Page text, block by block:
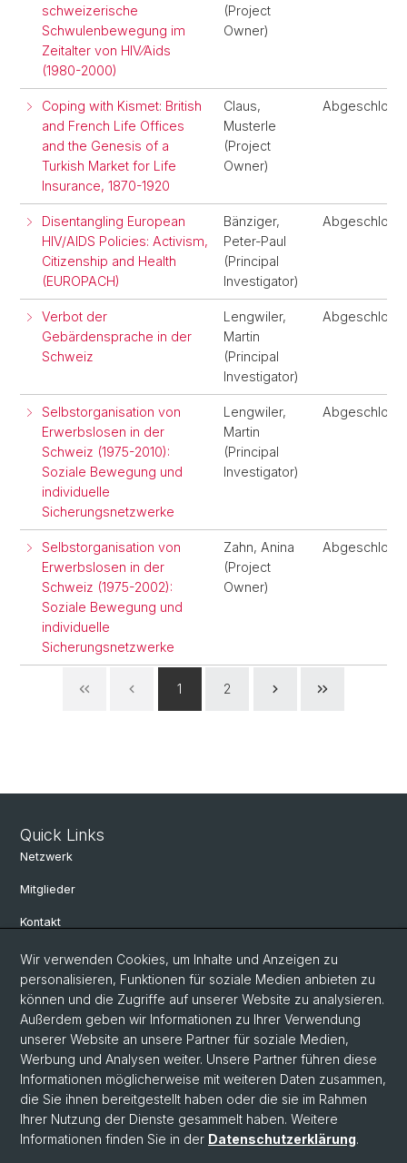
schweizerische
Schwulenbewegung im
Zeitalter von HIV⁄Aids
(1980-2000)
(Project
Owner)
Coping with Kismet: British
and French Life Offices
and the Genesis of a
Turkish Market for Life
Insurance, 1870-1920
Claus,
Musterle
(Project
Owner)
Disentangling European
HIV/AIDS Policies: Activism,
Citizenship and Health
(EUROPACH)
Bänziger,
Peter-Paul
(Principal
Investigator)
Verbot der
Gebärdensprache in der
Schweiz
Lengwiler,
Martin
(Principal
Investigator)
Selbstorganisation von
Erwerbslosen in der
Schweiz (1975-2010):
Soziale Bewegung und
individuelle
Sicherungsnetzwerke
Lengwiler,
Martin
(Principal
Investigator)
Selbstorganisation von
Erwerbslosen in der
Schweiz (1975-2002):
Soziale Bewegung und
individuelle
Sicherungsnetzwerke
Zahn, Anina
(Project
Owner)
1 2
Quick Links
Netzwerk
Mitglieder
Kontakt
Social Media
Bluesky
Linkedin
Instagram
Wir verwenden Cookies, um Inhalte und Anzeigen zu
personalisieren, Funktionen für soziale Medien anbieten zu
können und die Zugriffe auf unserer Website zu analysieren.
Außerdem geben wir Informationen zu Ihrer Verwendung
unserer Website an unsere Partner für soziale Medien,
Werbung und Analysen weiter. Unsere Partner führen diese
Informationen möglicherweise mit weiteren Daten zusammen,
die Sie ihnen bereitgestellt haben oder die sie im Rahmen
Ihrer Nutzung der Dienste gesammelt haben. Weitere
Informationen finden Sie in der Datenschutzerklärung.